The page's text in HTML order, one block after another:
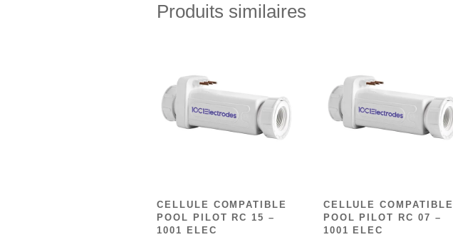
Produits similaires
CELLULE COMPATIBLE
POOL PILOT RC 15 –
1001 ELEC
CELLULE COMPATIBLE
POOL PILOT RC 07 –
1001 ELEC